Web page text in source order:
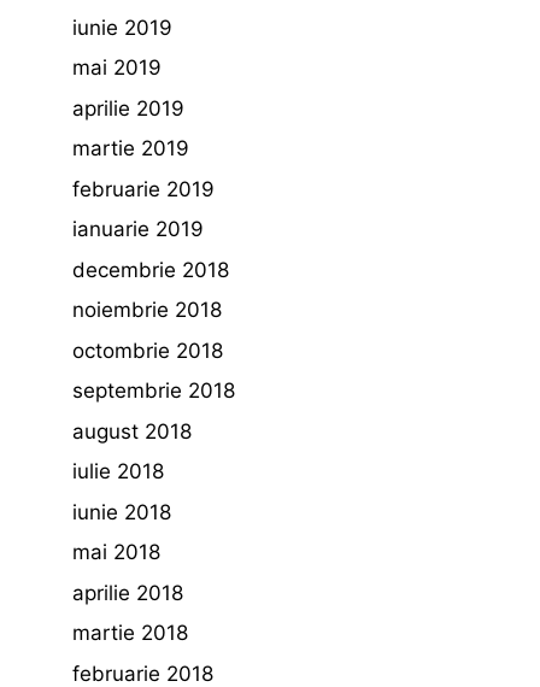
iunie 2019
mai 2019
aprilie 2019
martie 2019
februarie 2019
ianuarie 2019
decembrie 2018
noiembrie 2018
octombrie 2018
septembrie 2018
august 2018
iulie 2018
iunie 2018
mai 2018
aprilie 2018
martie 2018
februarie 2018